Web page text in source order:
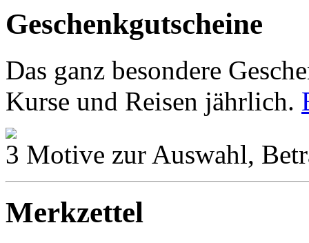
Geschenkgutscheine
Das ganz besondere
Kurse und Reisen jährlich.
3 Motive zur Auswahl,
Merkzettel